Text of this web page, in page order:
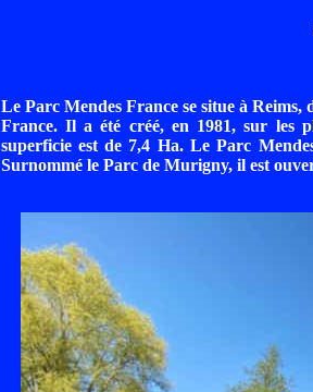
Le Parc Mendes France se situe à
France. Il a été créé, en 1981, sur les
superficie est de 7,4 Ha. Le Parc
Surnommé le Parc de Murigny, il est